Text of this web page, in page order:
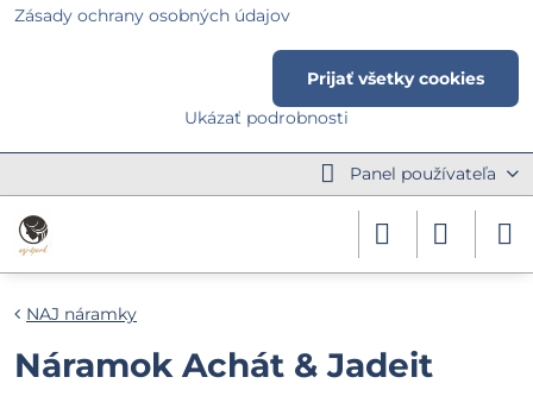
Panel používateľa
NAJ náramky
Náramok Achát & Jadeit
Zásady ochrany osobných údajov
Ukázať podrobnosti
Prijať všetky cookies